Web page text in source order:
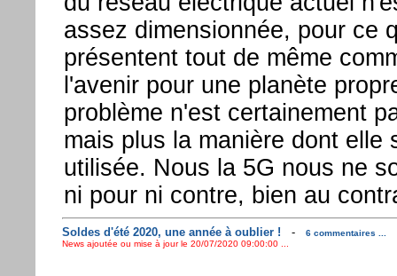
assez dimensionnée, pour ce
présentent tout de même
l'avenir pour une planète
problème n'est certainement
mais plus la manière dont elle
utilisée. Nous la 5G nous ne
ni pour ni contre, bien au
Soldes d'été 2020, une année à oublier ! -
6 commentaires ...
News ajoutée ou mise à jour le 20/07/2020 09:00:00 ...